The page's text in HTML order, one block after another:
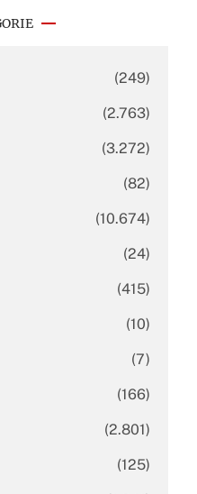
(249)
(2.763)
(3.272)
(82)
(10.674)
(24)
(415)
(10)
(7)
(166)
(2.801)
(125)